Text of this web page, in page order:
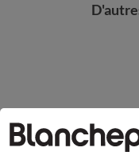
Paiement
Payez plus tard